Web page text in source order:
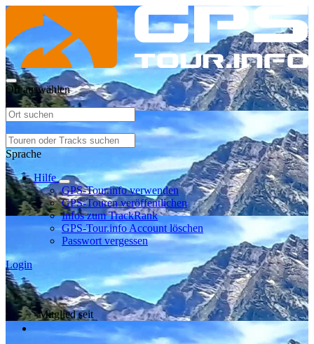
Ort auswählen
Sprache
Hilfe
GPS-Tour.info verwenden
GPS-Touren veröffentlichen
Infos zum TrackRank
GPS-Tour.info Account löschen
Passwort vergessen
Login
Mitglied seit